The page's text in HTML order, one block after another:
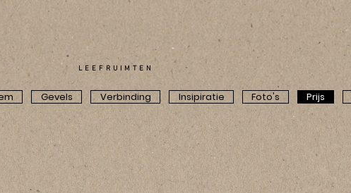
LEEFRUIMTEN
Gevels Verbinding Insipiratie Foto's Prijs